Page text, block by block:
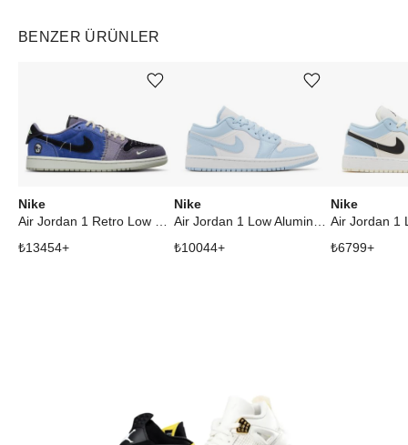
BENZER ÜRÜNLER
Nike
₺13454+
Ürünü istek listesine ekle veya listeden çıkar
Nike
₺10044+
Ürünü istek listesine ekle veya listeden çıkar
Nike
₺6799+